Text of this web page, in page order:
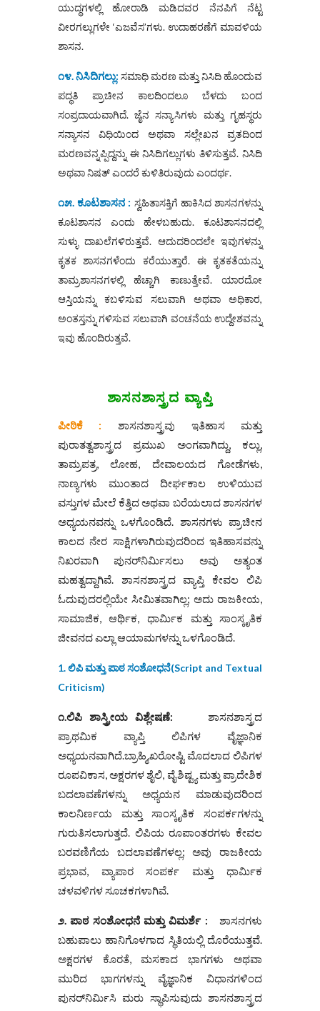
ಯುದ್ಧಗಳಲ್ಲಿ ಹೋರಾಡಿ ಮಡಿದವರ ನೆನಪಿಗೆ ನೆಟ್ಟ
ವೀರಗಲ್ಲುಗಳೇ ‘ಎಜವೆಸ’ಗಳು. ಉದಾಹರಣೆಗೆ ಮಾವಳಿಯ
ಶಾಸನ.
೧೪. ನಿಸಿದಿಗಲ್ಲು: ಸಮಾಧಿ ಮರಣ ಮತ್ತು ನಿಸಿದಿ ಹೊಂದುವ
ಪದ್ಧತಿ ಪ್ರಾಚೀನ ಕಾಲದಿಂದಲೂ ಬೆಳದು ಬಂದ
ಸಂಪ್ರದಾಯವಾಗಿದೆ. ಜೈನ ಸನ್ಯಾಸಿಗಳು ಮತ್ತು ಗೃಹಸ್ಥರು
ಸನ್ಯಾಸನ ವಿಧಿಯಿಂದ ಅಥವಾ ಸಲ್ಲೇಖನ ವ್ರತದಿಂದ
ಮರಣವನ್ನಪ್ಪಿದ್ದನ್ನು ಈ ನಿಸಿದಿಗಲ್ಲುಗಳು ತಿಳಿಸುತ್ತವೆ. ನಿಸಿದಿ
ಅಥವಾ ನಿಷತ್ ಎಂದರೆ ಕುಳಿತಿರುವುದು ಎಂದರ್ಥ.
೧೫. ಕೂಟಶಾಸನ : ಸ್ವಹಿತಾಸಕ್ತಿಗೆ ಹಾಕಿಸಿದ ಶಾಸನಗಳನ್ನು
ಕೂಟಶಾಸನ ಎಂದು ಹೇಳಬಹುದು. ಕೂಟಶಾಸನದಲ್ಲಿ
ಸುಳ್ಳು ದಾಖಲೆಗಳಿರುತ್ತವೆ. ಆದುದರಿಂದಲೇ ಇವುಗಳನ್ನು
ಕೃತಕ ಶಾಸನಗಳೆಂದು ಕರೆಯುತ್ತಾರೆ. ಈ ಕೃತಕತೆಯನ್ನು
ತಾಮ್ರಶಾಸನಗಳಲ್ಲಿ ಹೆಚ್ಚಾಗಿ ಕಾಣುತ್ತೇವೆ. ಯಾರದೋ
ಆಸ್ತಿಯನ್ನು ಕಬಳಿಸುವ ಸಲುವಾಗಿ ಅಥವಾ ಅಧಿಕಾರ,
ಅಂತಸ್ತನ್ನು ಗಳಿಸುವ ಸಲುವಾಗಿ ವಂಚನೆಯ ಉದ್ದೇಶವನ್ನು
ಇವು ಹೊಂದಿರುತ್ತವೆ.
ಶಾಸನಶಾಸ್ತ್ರದ ವ್ಯಾಪ್ತಿ
ಪೀಠಿಕೆ : ಶಾಸನಶಾಸ್ತ್ರವು ಇತಿಹಾಸ ಮತ್ತು
ಪುರಾತತ್ವಶಾಸ್ತ್ರದ ಪ್ರಮುಖ ಅಂಗವಾಗಿದ್ದು, ಕಲ್ಲು,
ತಾಮ್ರಪತ್ರ, ಲೋಹ, ದೇವಾಲಯದ ಗೋಡೆಗಳು,
ನಾಣ್ಯಗಳು ಮುಂತಾದ ದೀರ್ಘಕಾಲ ಉಳಿಯುವ
ವಸ್ತುಗಳ ಮೇಲೆ ಕೆತ್ತಿದ ಅಥವಾ ಬರೆಯಲಾದ ಶಾಸನಗಳ
ಅಧ್ಯಯನವನ್ನು ಒಳಗೊಂಡಿದೆ. ಶಾಸನಗಳು ಪ್ರಾಚೀನ
ಕಾಲದ ನೇರ ಸಾಕ್ಷಿಗಳಾಗಿರುವುದರಿಂದ ಇತಿಹಾಸವನ್ನು
ನಿಖರವಾಗಿ ಪುನರ್‌ನಿರ್ಮಿಸಲು ಅವು ಅತ್ಯಂತ
ಮಹತ್ವದ್ದಾಗಿವೆ. ಶಾಸನಶಾಸ್ತ್ರದ ವ್ಯಾಪ್ತಿ ಕೇವಲ ಲಿಪಿ
ಓದುವುದರಲ್ಲಿಯೇ ಸೀಮಿತವಾಗಿಲ್ಲ; ಅದು ರಾಜಕೀಯ,
ಸಾಮಾಜಿಕ, ಆರ್ಥಿಕ, ಧಾರ್ಮಿಕ ಮತ್ತು ಸಾಂಸ್ಕೃತಿಕ
ಜೀವನದ ಎಲ್ಲಾ ಆಯಾಮಗಳನ್ನು ಒಳಗೊಂಡಿದೆ.
1. ಲಿಪಿ ಮತ್ತು ಪಾಠ ಸಂಶೋಧನೆ(Script and Textual
Criticism)
೧.ಲಿಪಿ ಶಾಸ್ತ್ರೀಯ ವಿಶ್ಲೇಷಣೆ: ಶಾಸನಶಾಸ್ತ್ರದ
ಪ್ರಾಥಮಿಕ ವ್ಯಾಪ್ತಿ ಲಿಪಿಗಳ ವೈಜ್ಞಾನಿಕ
ಅಧ್ಯಯನವಾಗಿದೆ.ಬ್ರಾಹ್ಮಿ,ಖರೋಷ್ಟಿ ಮೊದಲಾದ ಲಿಪಿಗಳ
ರೂಪವಿಕಾಸ, ಅಕ್ಷರಗಳ ಶೈಲಿ, ವೈಶಿಷ್ಟ್ಯ ಮತ್ತು ಪ್ರಾದೇಶಿಕ
ಬದಲಾವಣೆಗಳನ್ನು ಅಧ್ಯಯನ ಮಾಡುವುದರಿಂದ
ಕಾಲನಿರ್ಣಯ ಮತ್ತು ಸಾಂಸ್ಕೃತಿಕ ಸಂಪರ್ಕಗಳನ್ನು
ಗುರುತಿಸಲಾಗುತ್ತದೆ. ಲಿಪಿಯ ರೂಪಾಂತರಗಳು ಕೇವಲ
ಬರವಣಿಗೆಯ ಬದಲಾವಣೆಗಳಲ್ಲ; ಅವು ರಾಜಕೀಯ
ಪ್ರಭಾವ, ವ್ಯಾಪಾರ ಸಂಪರ್ಕ ಮತ್ತು ಧಾರ್ಮಿಕ
ಚಳವಳಿಗಳ ಸೂಚಕಗಳಾಗಿವೆ.
೨. ಪಾಠ ಸಂಶೋಧನೆ ಮತ್ತು ವಿಮರ್ಶೆ : ಶಾಸನಗಳು
ಬಹುಪಾಲು ಹಾನಿಗೊಳಗಾದ ಸ್ಥಿತಿಯಲ್ಲಿ ದೊರೆಯುತ್ತವೆ.
ಅಕ್ಷರಗಳ ಕೊರತೆ, ಮಸಕಾದ ಭಾಗಗಳು ಅಥವಾ
ಮುರಿದ ಭಾಗಗಳನ್ನು ವೈಜ್ಞಾನಿಕ ವಿಧಾನಗಳಿಂದ
ಪುನರ್‌ನಿರ್ಮಿಸಿ ಮರು ಸ್ಥಾಪಿಸುವುದು ಶಾಸನಶಾಸ್ತ್ರದ